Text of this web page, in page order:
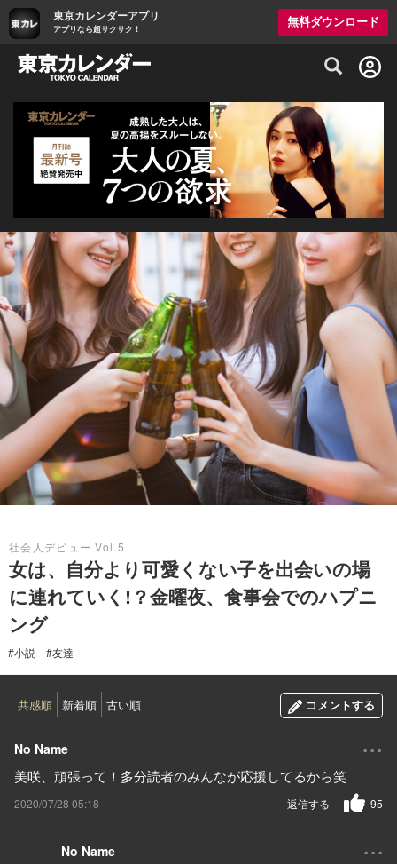
東京カレンダーアプリ
アプリなら超サクサク！
無料ダウンロード
グルメ情報・プレミアムレストラン予約
社会人デビュー Vol.5
女は、自分より可愛くない子を出会いの場
に連れていく!？金曜夜、食事会でのハプニ
ング
#小説 #友達
共感順 新着順 古い順 コメントする
No Name ...
美咲、頑張って！多分読者のみんなが応援してるから笑
2020/07/28 05:18 95
返信する
No Name ...